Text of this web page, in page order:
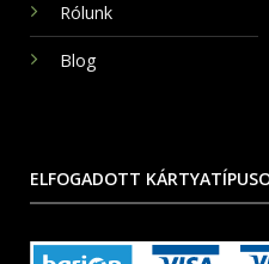
Rólunk
Blog
ELFOGADOTT